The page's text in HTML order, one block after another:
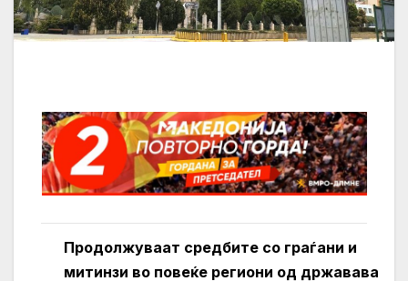
Продолжуваат средбите со граѓани и
митинзи во повеќе региони од државава